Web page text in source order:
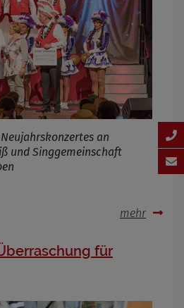
an
und Singgemeinschaft
mehr
für